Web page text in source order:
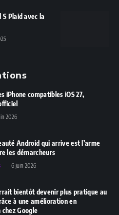
S Plaid avec la
iPhone compatibles iOS 27,
2026
Android qui arrive est l’arme
les démarcheurs
6 juin 2026
bientôt devenir plus pratique au
à une amélioration en
Google